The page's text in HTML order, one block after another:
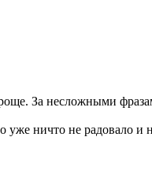
За несложными
ничто не радовало и